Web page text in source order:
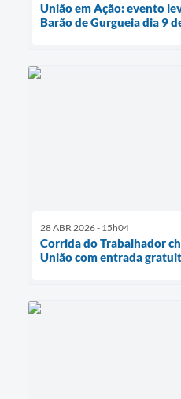
União em Ação: evento
Barão de Gurgueia dia 9
28 ABR 2026 - 15h04
Corrida do Trabalhador
União com entrada